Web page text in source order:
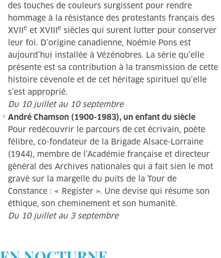
des touches de couleurs surgissent pour rendre
hommage à la résistance des protestants français des
XVIIe et XVIIIe siècles qui surent lutter pour conserver
leur foi. D’origine canadienne, Noémie Pons est
aujourd’hui installée à Vézénobres. La série qu’elle
présente est sa contribution à la transmission de cette
histoire cévenole et de cet héritage spirituel qu’elle
s’est approprié.
Du 10 juillet au 10 septembre
André Chamson (1900-1983), un enfant du siècle
Pour redécouvrir le parcours de cet écrivain, poète
félibre, co-fondateur de la Brigade Alsace-Lorraine
(1944), membre de l’Académie française et directeur
général des Archives nationales qui a fait sien le mot
gravé sur la margelle du puits de la Tour de
Constance : « Register ». Une devise qui résume son
éthique, son cheminement et son humanité.
Du 10 juillet au 3 septembre